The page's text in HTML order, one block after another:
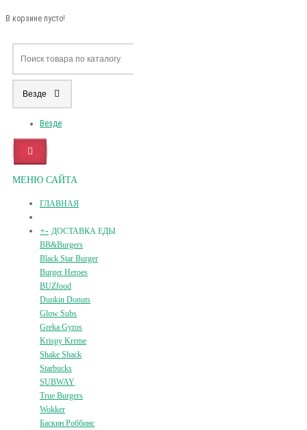
В корзине пусто!
Везде
Везде
МЕНЮ САЙТА
ГЛАВНАЯ
+- ДОСТАВКА ЕДЫ
BB&Burgers
Black Star Burger
Burger Heroes
BUZfood
Dunkin Donuts
Glow Subs
Greka Gyros
Krispy Kreme
Shake Shack
Starbucks
SUBWAY
True Burgers
Wokker
Баскин Роббинс